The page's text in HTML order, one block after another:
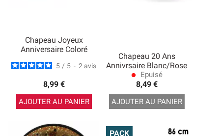
Chapeau Joyeux
Anniversaire Coloré
5 / 5 - 2 avis
8,99 €
AJOUTER AU PANIER
Chapeau 20 Ans
Annivrsaire Blanc/Rose
lens Epuisé
8,49 €
AJOUTER AU PANIER
PACK